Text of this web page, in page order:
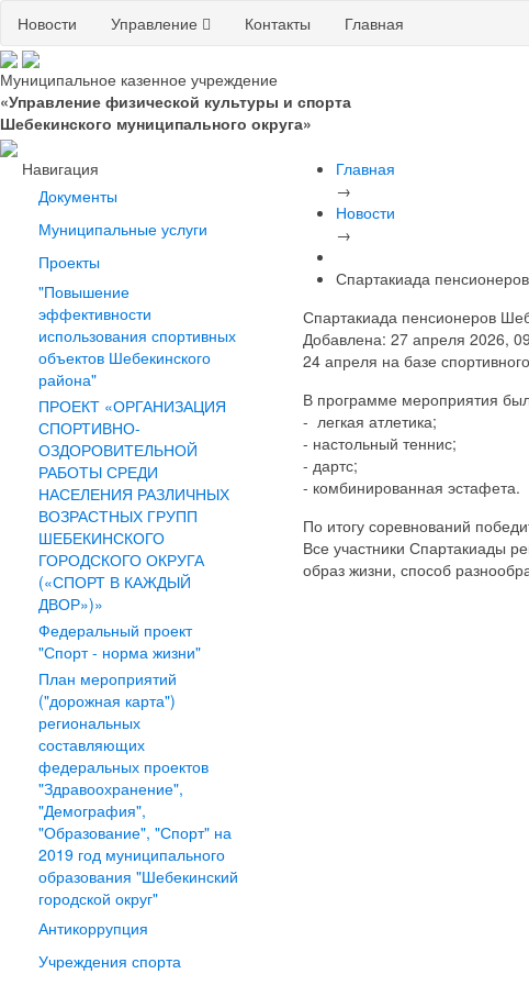
Новости Управление Контакты Главная
Муниципальное казенное учреждение
«Управление физической культуры и спорта
Шебекинского муниципального округа»
Навигация
Документы
Муниципальные услуги
Проекты
"Повышение
эффективности
использования спортивных
объектов Шебекинского
района"
ПРОЕКТ «ОРГАНИЗАЦИЯ
СПОРТИВНО-
ОЗДОРОВИТЕЛЬНОЙ
РАБОТЫ СРЕДИ
НАСЕЛЕНИЯ РАЗЛИЧНЫХ
ВОЗРАСТНЫХ ГРУПП
ШЕБЕКИНСКОГО
ГОРОДСКОГО ОКРУГА
(«СПОРТ В КАЖДЫЙ
ДВОР»)»
Федеральный проект
"Спорт - норма жизни"
План мероприятий
("дорожная карта")
региональных
составляющих
федеральных проектов
"Здравоохранение",
"Демография",
"Образование", "Спорт" на
2019 год муниципального
образования "Шебекинский
городской округ"
Антикоррупция
Учреждения спорта
Главная
→
Новости
→
Спартакиада
Спартакиада пенсионеров
Добавлена: 27 апреля 2026,
24 апреля на базе
В программе мероприятия
- легкая атлетика;
- настольный теннис;
- дартс;
- комбинированная эстафета.
По итогу соревнований
Все участники Спартакиады
образ жизни, способ